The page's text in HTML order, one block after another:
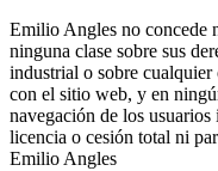
Emilio Angles no concede
ninguna clase sobre sus
industrial o sobre
con el sitio web, y en
navegación de los
licencia o cesión total ni
Emilio Angles